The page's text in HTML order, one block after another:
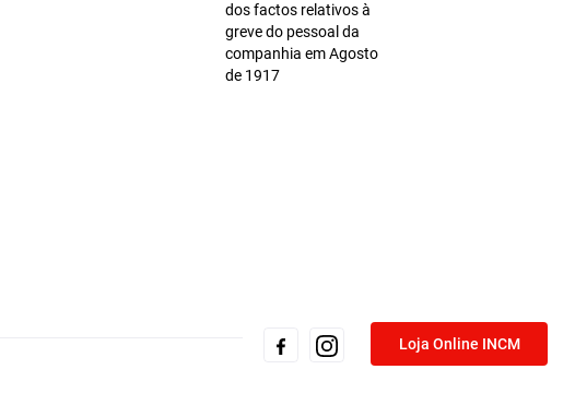
dos factos relativos à
greve do pessoal da
companhia em Agosto
de 1917
Loja Online INCM